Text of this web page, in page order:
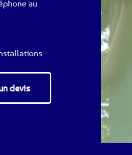
au
devis